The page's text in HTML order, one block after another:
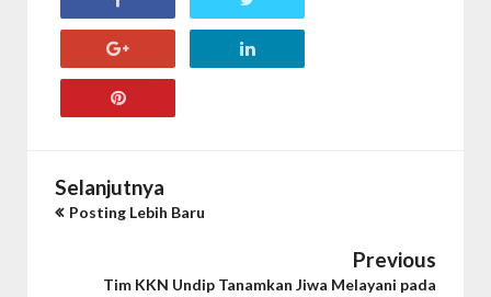
Selanjutnya
Posting Lebih Baru
Previous
Tim KKN Undip Tanamkan Jiwa Melayani pada